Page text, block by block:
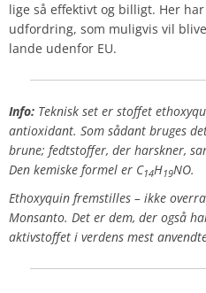
lige så effektivt og billigt. Her
udfordring, som muligvis vil
lande udenfor EU.
Info: Teknisk set er stoffet
antioxidant. Som sådant bruges
brune; fedtstoffer, der harskner,
Den kemiske formel er C14H19NO.
Ethoxyquin fremstilles – ikke
Monsanto. Det er dem, der også
aktivstoffet i verdens mest